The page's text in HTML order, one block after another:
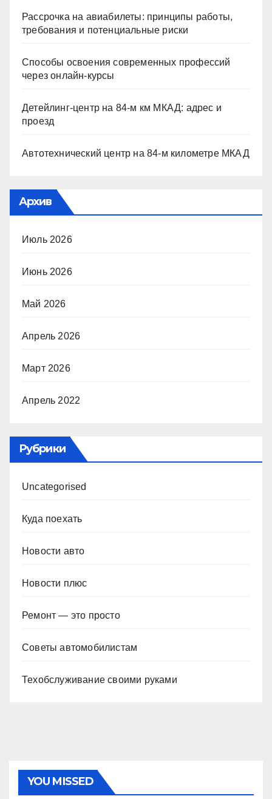
Рассрочка на авиабилеты: принципы работы,
требования и потенциальные риски
Способы освоения современных профессий
через онлайн-курсы
Детейлинг-центр на 84-м км МКАД: адрес и
проезд
Автотехнический центр на 84-м километре МКАД
Архив
Июль 2026
Июнь 2026
Май 2026
Апрель 2026
Март 2026
Апрель 2022
Рубрики
Uncategorised
Куда поехать
Новости авто
Новости плюс
Ремонт — это просто
Советы автомобилистам
Техобслуживание своими руками
YOU MISSED